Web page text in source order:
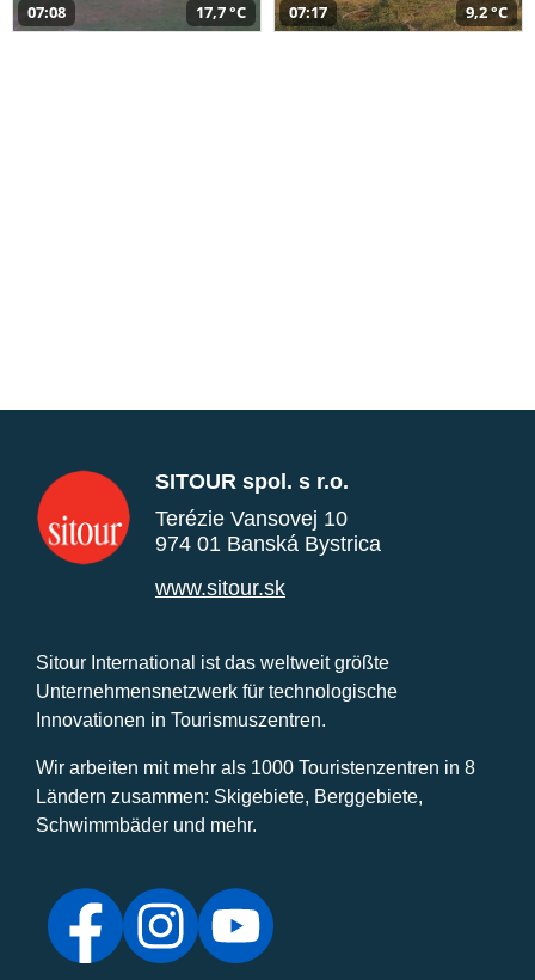
07:08 17,7 °C 07:17 9,2 °C
SITOUR spol. s r.o.
Terézie Vansovej 10
974 01 Banská Bystrica
www.sitour.sk
Sitour International ist das weltweit größte
Unternehmensnetzwerk für technologische
Innovationen in Tourismuszentren.
Wir arbeiten mit mehr als 1000 Touristenzentren in 8
Ländern zusammen: Skigebiete, Berggebiete,
Schwimmbäder und mehr.